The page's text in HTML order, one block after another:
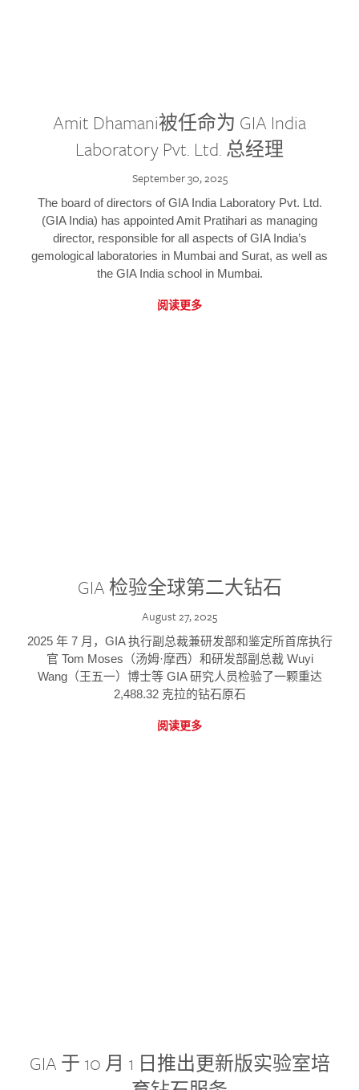
Amit Dhamani被任命为 GIA India
Laboratory Pvt. Ltd. 总经理
September 30, 2025
The board of directors of GIA India Laboratory Pvt. Ltd.
(GIA India) has appointed Amit Pratihari as managing
director, responsible for all aspects of GIA India’s
gemological laboratories in Mumbai and Surat, as well as
the GIA India school in Mumbai.
阅读更多
GIA 检验全球第二大钻石
August 27, 2025
2025 年 7 月，GIA 执行副总裁兼研发部和鉴定所首席执行
官 Tom Moses（汤姆·摩西）和研发部副总裁 Wuyi
Wang（王五一）博士等 GIA 研究人员检验了一颗重达
2,488.32 克拉的钻石原石
阅读更多
GIA 于 10 月 1 日推出更新版实验室培